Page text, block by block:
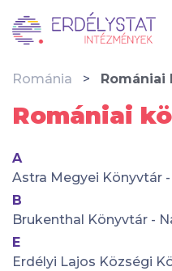
Románia Romániai
Romániai
A
Astra Megyei Könyvtár
B
Brukenthal Könyvtár -
E
Erdélyi Lajos Községi